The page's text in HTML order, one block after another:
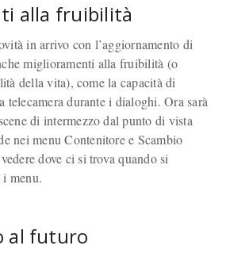
alla fruibilità
in arrivo con l’aggiornamento di
miglioramenti alla fruibilità (o
della vita), come la capacità di
telecamera durante i dialoghi. Ora sarà
di intermezzo dal punto di vista
nei menu Contenitore e Scambio
dove ci si trova quando si
i menu.
al futuro